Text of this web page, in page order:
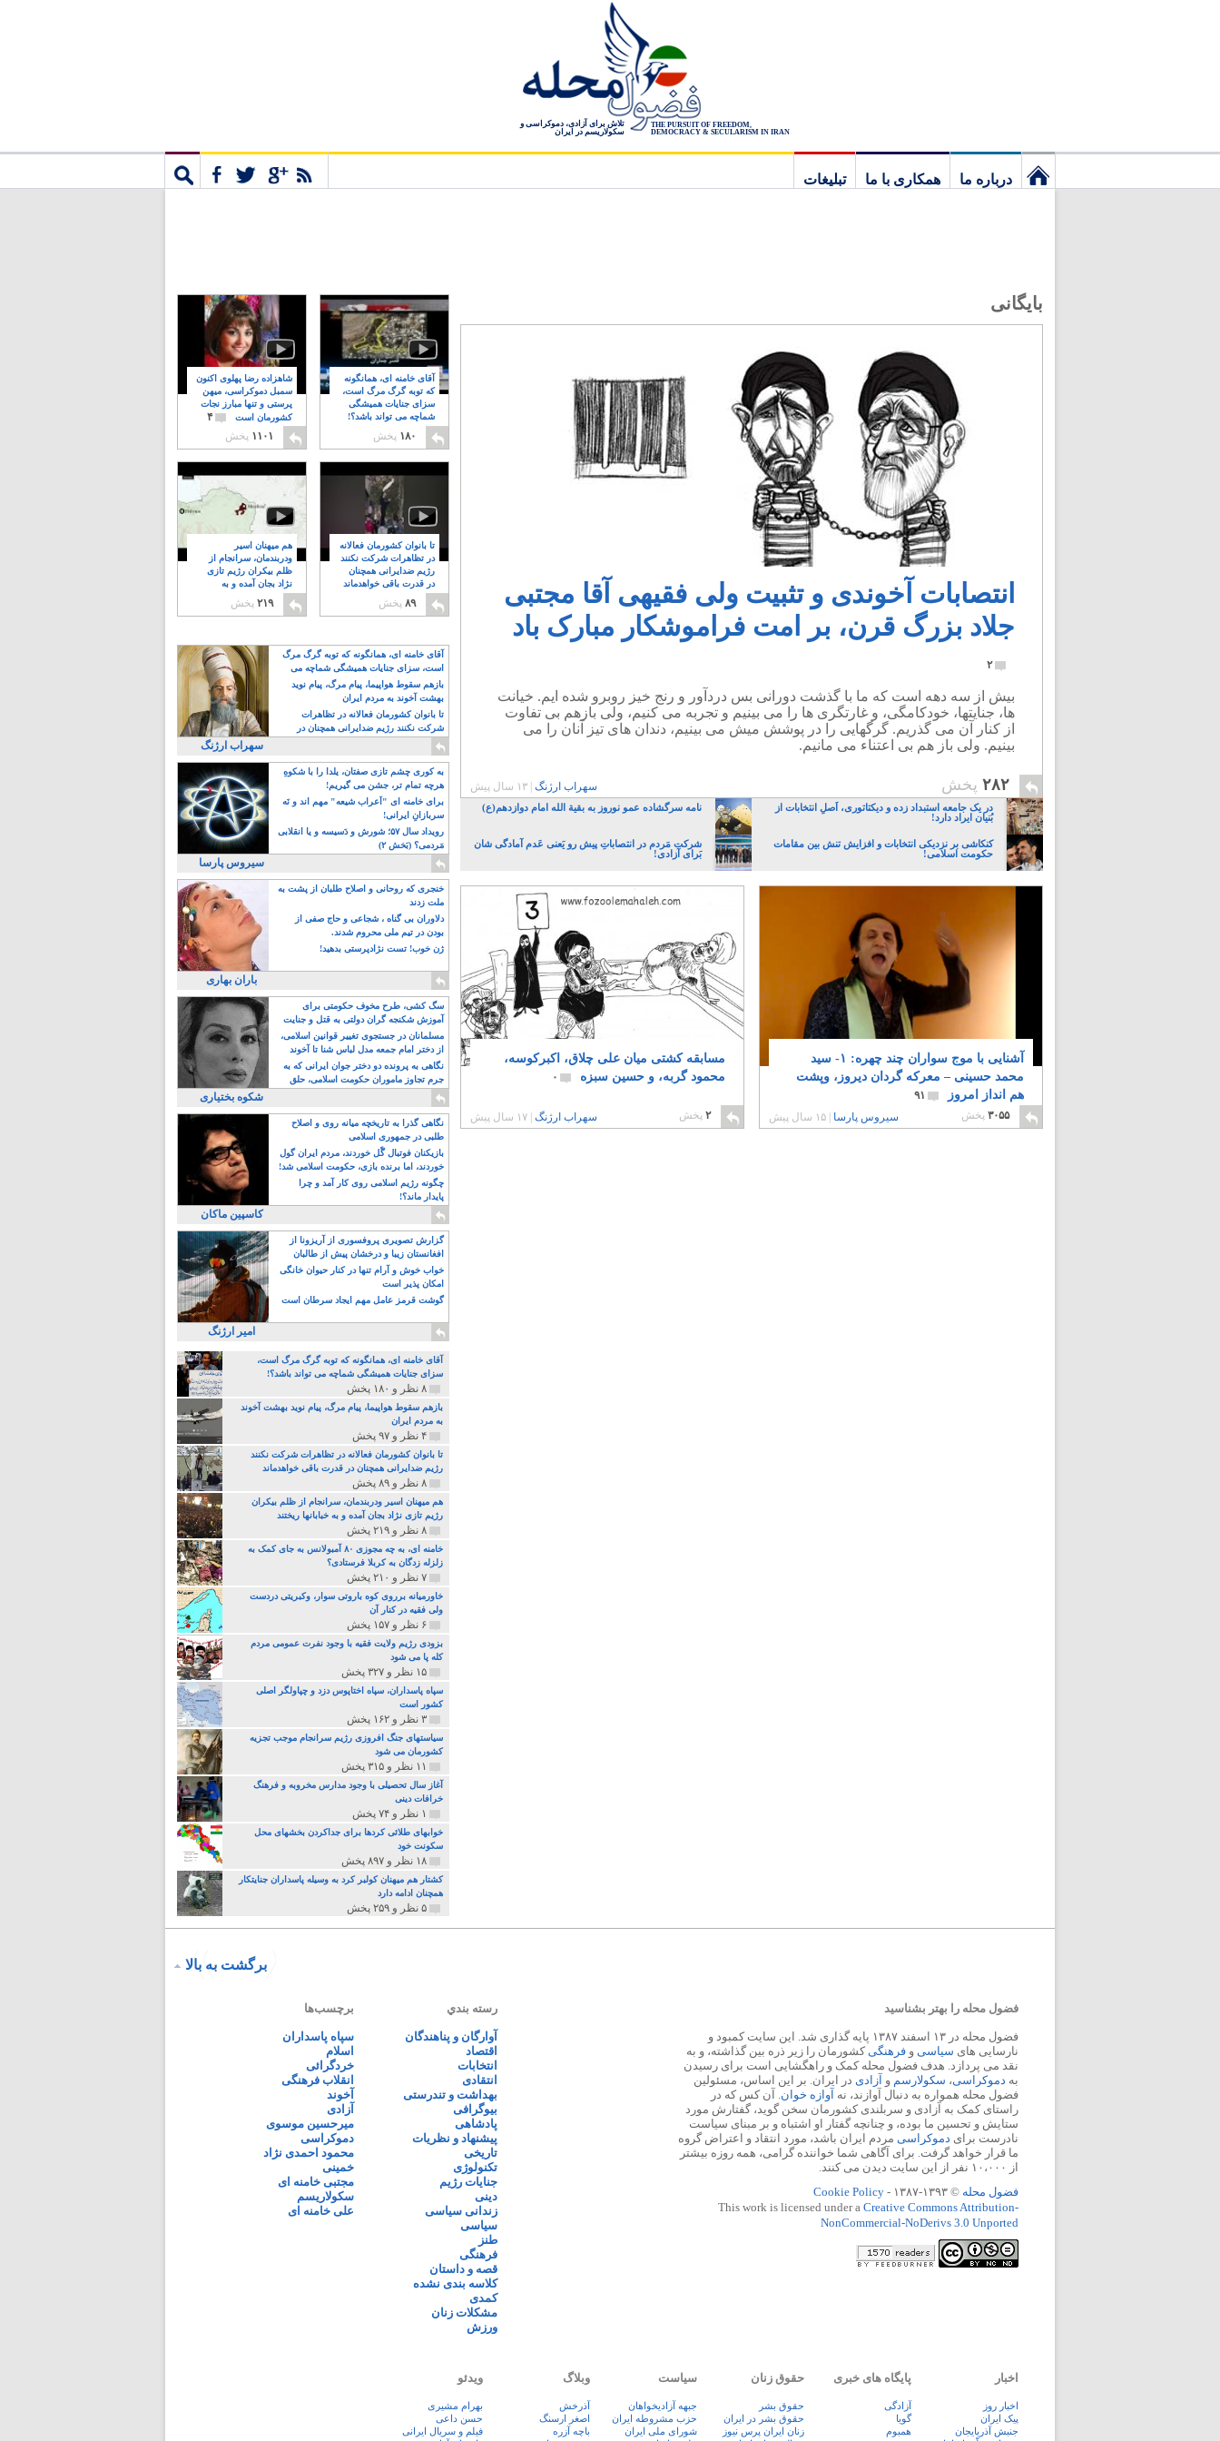
THE PURSUIT OF FREEDOM,
DEMOCRACY & SECULARISM IN IRAN
تلاش برای آزادی، دموکراسی و
سکولاریسم در ایران
درباره ما همکاری با ما
تبلیغات
بایگانی
انتصابات آخوندی و تثبیت ولی فقیهی آقا مجتبی
جلاد بزرگ قرن، بر امت فراموشکار مبارک باد
۲
بیش از سه دهه است که ما با گذشت دورانی بس دردآور و رنج خیز روبرو شده ایم. خیانت
ها، جنایتها، خودکامگی، و غارتگری ها را می بینیم و تجربه می کنیم، ولی بازهم بی تفاوت
از کنار آن می گذریم. گرگهایی را در پوشش میش می بینیم، دندان های تیز آنان را می
بینیم. ولی باز هم بی اعتناء می مانیم.
۲۸۲ پخش سهراب ارژنگ ۱۳ سال پیش
در یک جامعه استبداد زده و دیکتاتوری، اَصلِ انتخابات از
بُنیان ایراد دارد!
نامه سرگشاده عمو نوروز به بقیة الله امام دوازدهم(ع)
کنکاشی بر نزديكی انتخابات و افزايش تنش بين مقامات
حکومت اسلامی!
شرکت مَردم در انتصاباتِ پیش رو یَعنی عَدم آمادگی شان
بَرای آزادی!
آشنایی با موج سواران چند چهره: ۱- سید
محمد حسینی – معرکه گردان دیروز، وپشت
هم انداز امروز
۹۱
۳۰۵۵ پخش سیروس پارسا |۱۵ سال پیش
مسابقه کشتی میان علی چلاق، اکبرکوسه،
محمود گربه، و حسین سبزه
۰
۲پخش سهراب ارژنگ ۱۷ سال پیش
شاهزاده رضا پهلوی اکنون
سمبل دموکراسی، میهن
پرستی و تنها مبارز نجات
کشورمان است
۴
۱۱۰۱ پخش
آقای خامنه ای، همانگونه
که توبه گرگ مرگ است،
سزای جنایات همیشگی
شماچه می تواند باشد؟!
۸
۱۸۰ پخش
هم میهنان اسیر
ودربندمان، سرانجام از
ظلم بیکران رژیم تازی
نژاد بجان آمده و به
۲۱۹ پخش
تا بانوان کشورمان فعالانه
در تظاهرات شرکت نکنند
رژیم ضدایرانی همچنان
در قدرت باقی خواهدماند
۸
۸۹ پخش
آقای خامنه ای، همانگونه که توبه گرگ مرگ
است، سزای جنایات همیشگی شماچه می
تواند باشد؟!
بازهم سقوط هواپیما، پیام مرگ، پیام نوید
بهشت آخوند به مردم ایران
تا بانوان کشورمان فعالانه در تظاهرات
شرکت نکنند رژیم ضدایرانی همچنان در
قدرت باقی خواهدماند
سهراب ارژنگ
به کوری چشم تازی صفتان، یلدا را با شکوهِ
هرچه تمام تر، جشن می گیریم!
برای خامنه ای "اَعراب شیعه" مهم اند و نَه
سربازانِ ایرانی!
رویداد سال ۵۷؛ شورش و دَسیسه و یا انقلابی
مَردمی؟ (بَخش ۲)
سیروس پارسا
خنجری که روحانی و اصلاح طلبان از پشت به
ملت زدند
دلاوران بی گناه ، شجاعی و حاج صفی از
بودن در تیم ملی محروم شدند.
ژن خوب! تست نژادپرستی بدهید!
باران بهاری
سگ کشی، طرح مخوف حکومتی برای
آموزش شکنجه گران دولتی به قتل و جنایت
بیشتر
مسلمانان در جستجوی تغییر قوانین اسلامی،
از دختر امام جمعه مدل لباس شنا تا آخوند
مسلمان همجنسگرا!
نگاهی به پرونده دو دختر جوان ایرانی که به
جرم تجاوز ماموران حکومت اسلامی، حلق
آویز شدند!
شکوه بختیاری
نگاهی گذرا به تاریخچه میانه روی و اصلاح
طلبی در جمهوری اسلامی
بازیکنان فوتبال گًل خوردند، مردم ایران گول
خوردند، اما برنده بازی، حکومت اسلامی شد!
چگونه رژیم اسلامی روی کار آمد و چرا
پایدار ماند؟!
کاسپین ماکان
گزارش تصویری پروفسوری از آریزونا از
افغانستان زیبا و درخشان پیش از طالبان
خواب خوش و آرام تنها در کنار حیوان خانگی
امکان پذیر است
گوشت قرمز عامل مهم ایجاد سرطان است
امیر ارژنگ
آقای خامنه ای، همانگونه که توبه گرگ مرگ است،
سزای جنایات همیشگی شماچه می تواند باشد؟!
۸ نظر و ۱۸۰ پخش
بازهم سقوط هواپیما، پیام مرگ، پیام نوید بهشت آخوند
به مردم ایران
۴ نظر و ۹۷ پخش
تا بانوان کشورمان فعالانه در تظاهرات شرکت نکنند
رژیم ضدایرانی همچنان در قدرت باقی خواهدماند
۸ نظر و ۸۹ پخش
هم میهنان اسیر ودربندمان، سرانجام از ظلم بیکران
رژیم تازی نژاد بجان آمده و به خبابانها ریختند
۸ نظر و ۲۱۹ پخش
خامنه ای، به چه مجوزی ۸۰ آمبولانس به جای کمک به
زلزله زدگان به کربلا فرستادی؟
۷ نظر و ۲۱۰ پخش
خاورمیانه برروی کوه باروتی سوار، وکبریتی دردست
ولی فقیه در کنار آن
۶ نظر و ۱۵۷ پخش
بزودی رژیم ولایت فقیه با وجود نفرت عمومی مردم
کله پا می شود
۱۵ نظر و ۳۲۷ پخش
سپاه پاسداران، سپاه اختاپوس دزد و چپاولگر اصلی
کشور است
۳ نظر و ۱۶۲ پخش
سیاستهای جنگ افروزی رژیم سرانجام موجب تجزیه
کشورمان می شود
۱۱ نظر و ۳۱۵ پخش
آغاز سال تحصیلی با وجود مدارس مخروبه و فرهنگ
خرافات دینی
۱ نظر و ۷۴ پخش
خوابهای طلائی کردها برای جداکردن بخشهای محل
سکونت خود
۱۸ نظر و ۸۹۷ پخش
کشتار هم میهنان کولبر کرد به وسیله پاسداران جنایتکار
همچنان ادامه دارد
۵ نظر و ۲۵۹ پخش
برگشت به بالا
فضول محله را بهتر بشناسید
فضول محله در ۱۳ اسفند ۱۳۸۷ پایه گذاری شد. این سایت کمبود و
نارسایی های سیاسی و فرهنگیکشورمان را زیر ذره بین گذاشته، و به
نقد می پردازد. هدف فضول محله کمک و راهگشایی است برای رسیدن
به دموکراسی، سکولارسم و آزادی در ایران. بر این اساس، مسئولین
فضول محله همواره به دنبال آوازند، نه آوازه خوان. آن کس که در
راستای کمک به آزادی و سربلندی کشورمان سخن گوید، گفتارش مورد
ستایش و تحسین ما بوده، و چنانچه گفتار او اشتباه و بر مبنای سیاست
نادرست برای دموکراسی مردم ایران باشد، مورد انتقاد و اعتراض گروه
ما قرار خواهد گرفت. برای آگاهی شما خواننده گرامی، همه روزه بیشتر
از ۱۰،۰۰۰ نفر از این سایت دیدن می کنند.
فضول محله © ۱۳۹۳-۱۳۸۷ -
Cookie Policy
This work is licensed under a Creative Commons Attribution-
NonCommercial-NoDerivs 3.0 Unported
رسته بندي
آوارگان و پناهندگان
اقتصاد
انتخابات
انتقادی
بهداشت و تندرستی
بیوگرافی
پادشاهی
پیشنهاد و نظریات
تاریخی
تکنولوژی
جنایات رژیم
دینی
زندانی سیاسی
سیاسی
طنز
فرهنگی
قصه و داستان
کلاسه بندی نشده
کمدی
مشکلات زنان
ورزش
برچسب‌ها
سپاه پاسداران
اسلام
خردگرائی
انقلاب فرهنگی
آخوند
آزادی
میرحسین موسوی
دموکراسی
محمود احمدی نژاد
خمینی
مجتبی خامنه ای
سکولاریسم
علی خامنه ای
اخبار
اخبار روز
پيک ايران
جنبش آذربایجان
پایگاه های خبری
آزادگی
گویا
همبوم
حقوق زنان
حقوق بشر
حقوق بشر در ایران
زنان ايران پرس نيوز
سیاست
جبهه آزادیخواهان
حزب مشروطه ایران
شورای ملی ایران
وبلاگ
آذرخش
اصغر ارسنگ
باچه آزره
ویدئو
بهرام مشیری
حسن داعی
فيلم و سريال ايرانی